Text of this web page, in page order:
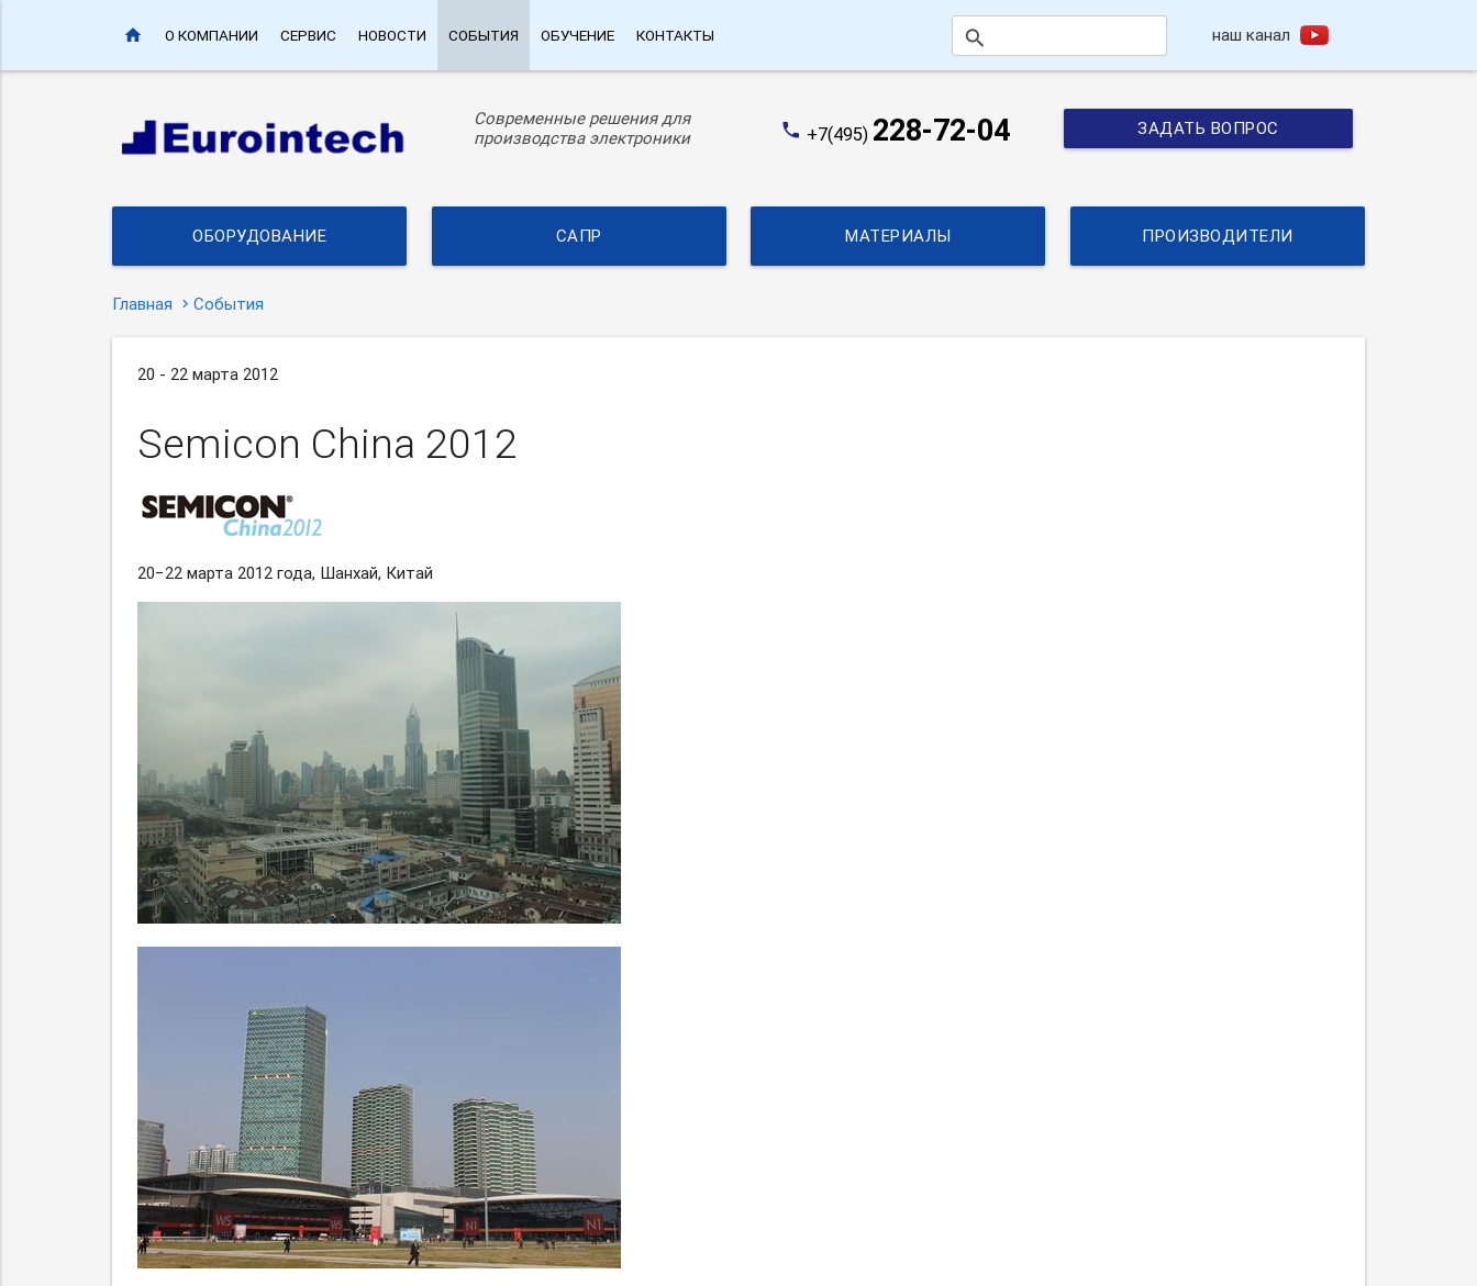
home О КОМПАНИИ СЕРВИС НОВОСТИ СОБЫТИЯ ОБУЧЕНИЕ КОНТАКТЫ search наш канал
Современные решения для
производства электроники
phone +7(495) 228-72-04 ЗАДАТЬ ВОПРОС
ОБОРУДОВАНИЕ САПР МАТЕРИАЛЫ ПРОИЗВОДИТЕЛИ
Главная События
20 - 22 марта 2012
Semicon China 2012
20−22 марта 2012 года, Шанхай, Китай